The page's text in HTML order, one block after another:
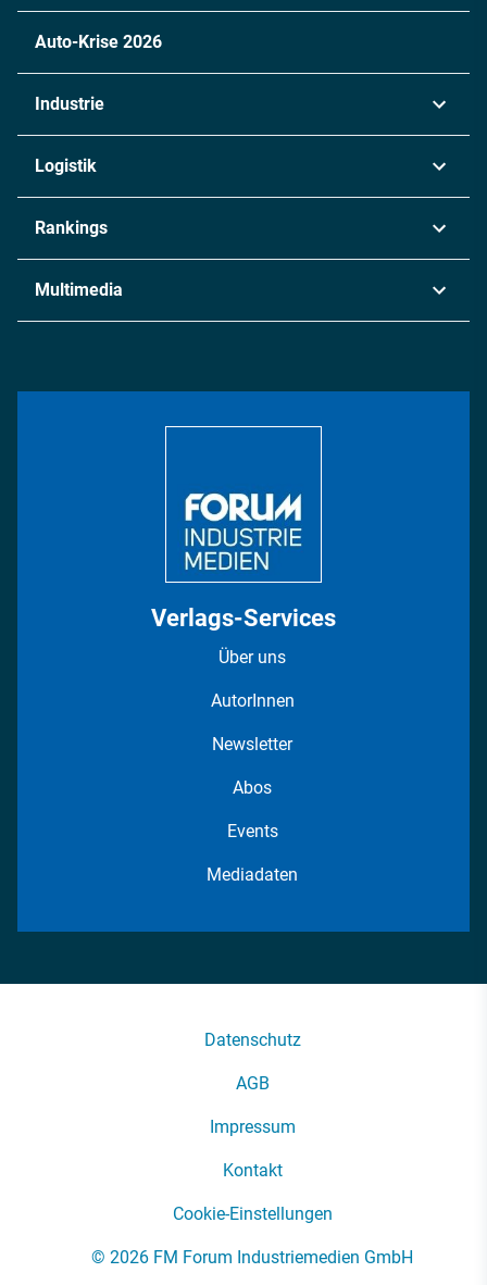
Auto-Krise 2026
Industrie
Chemie
Metall
Energie
Logistik
Rankings
Multimedia
Verlags-Services
Über uns
AutorInnen
Newsletter
Abos
Events
Mediadaten
Datenschutz
AGB
Impressum
Kontakt
Cookie-Einstellungen
© 2026 FM Forum Industriemedien GmbH